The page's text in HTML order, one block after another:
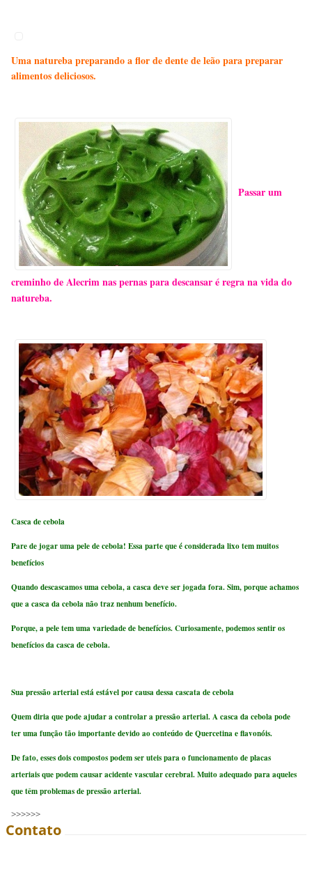
Uma natureba preparando a flor de dente de leão para preparar
alimentos deliciosos.
Passarum
creminho de Alecrim nas pernas para descansar é regra na vida do
natureba.
Casca de cebola
Pare de jogar uma pele de cebola! Essa parte que é considerada lixo tem muitos
benefícios
Quando descascamos uma cebola, a casca deve ser jogada fora. Sim, porque achamos
que a casca da cebola não traz nenhum benefício.
Porque, a pele tem uma variedade de benefícios. Curiosamente, podemos sentir os
benefícios da casca de cebola.
Sua pressão arterial está estável por causa dessa cascata de cebola
Quem diria que pode ajudar a controlar a pressão arterial. A casca da cebola pode
ter uma função tão importante devido ao conteúdo de Quercetina e flavonóis.
De fato, esses dois compostos podem ser uteis para o funcionamento de placas
arteriais que podem causar acidente vascular cerebral. Muito adequado para aqueles
que têm problemas de pressão arterial.
>>>>>>
Contato